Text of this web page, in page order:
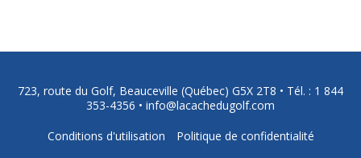
723, route du Golf, Beauceville (Québec) G5X 2T8 • Tél. : 1 844
353-4356 • info@lacachedugolf.com
Conditions d'utilisation
Politique de confidentialité